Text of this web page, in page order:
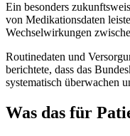
Ein besonders
von Medikationsdaten
Wechselwirkungen
Routinedaten und
berichtete, dass das
systematisch überwachen
Was das für